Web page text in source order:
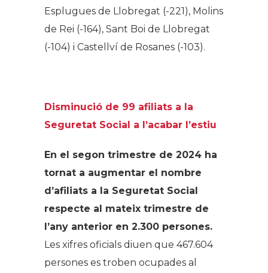
Esplugues de Llobregat (-221), Molins
de Rei (-164), Sant Boi de Llobregat
(-104) i Castellví de Rosanes (-103).
Disminució de 99 afiliats a la
Seguretat Social a l’acabar l’estiu
En el segon trimestre de 2024 ha
tornat a augmentar el nombre
d’afiliats a la Seguretat Social
respecte al mateix trimestre de
l’any anterior en 2.300 persones.
Les xifres oficials diuen que 467.604
persones es troben ocupades al